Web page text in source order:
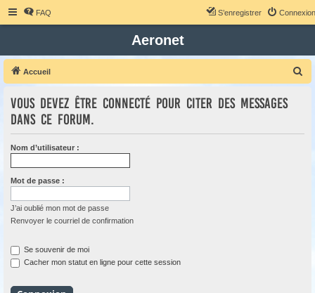
FAQ Connexion
S’enregistrer
Aeronet
Accueil
Vous devez être connecté pour citer des messages
dans ce forum.
Nom d’utilisateur :
Mot de passe :
J’ai oublié mon mot de passe
Renvoyer le courriel de confirmation
Se souvenir de moi
Cacher mon statut en ligne pour cette session